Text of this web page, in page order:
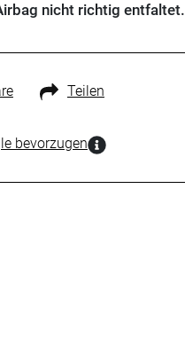
nicht richtig entfaltet.
Teilen
bevorzugen